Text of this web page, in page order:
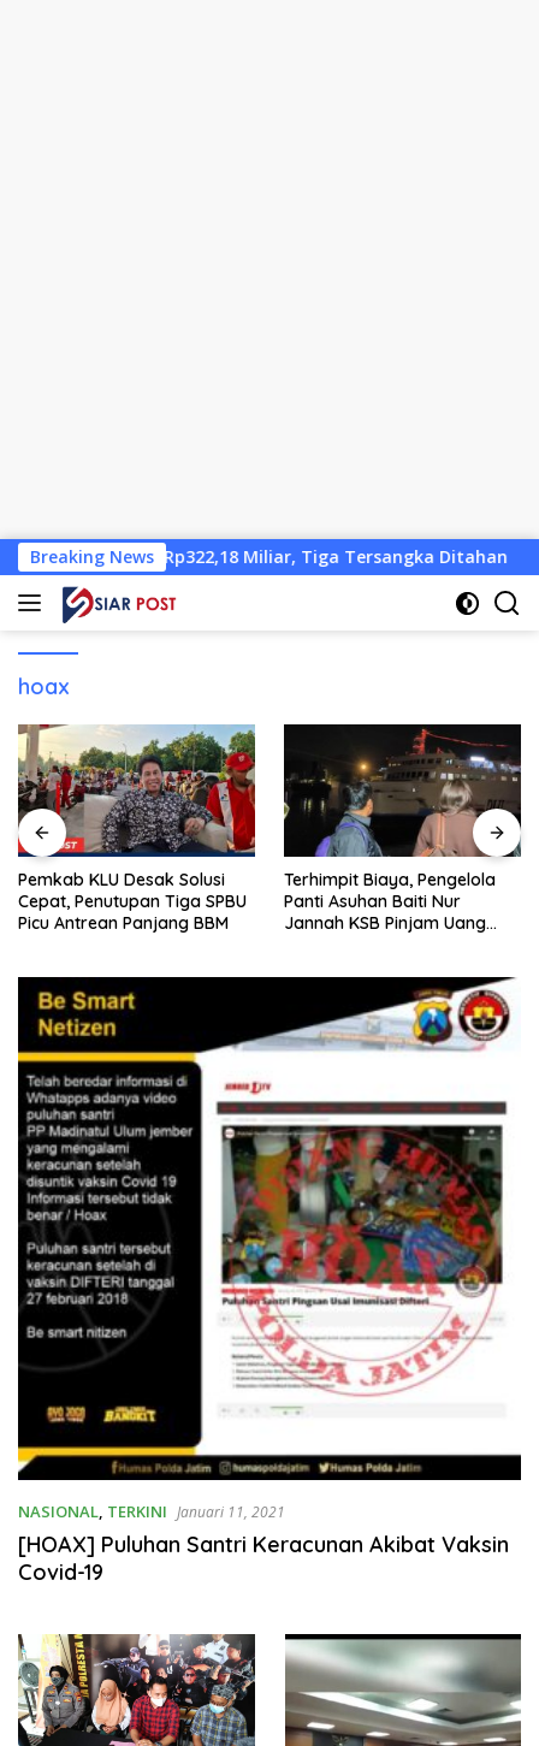
Langsung
ke
konten
Breaking News
Rp322,18 Miliar, Tiga Tersangka Ditahan
hoax
Pemkab KLU Desak Solusi
Cepat, Penutupan Tiga SPBU
Picu Antrean Panjang BBM
Terhimpit Biaya, Pengelola
Panti Asuhan Baiti Nur
Jannah KSB Pinjam Uang
NASIONAL, TERKINI Januari 11, 2021
[HOAX] Puluhan Santri Keracunan Akibat Vaksin
Covid-19